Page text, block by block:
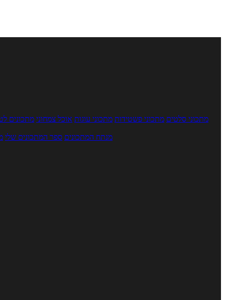
מתכוני סלטים מתכוני פשטידות מתכוני עוגות אוכל צמחוני מתכונים
מנתח המתכונים ספר המתכונים שלי